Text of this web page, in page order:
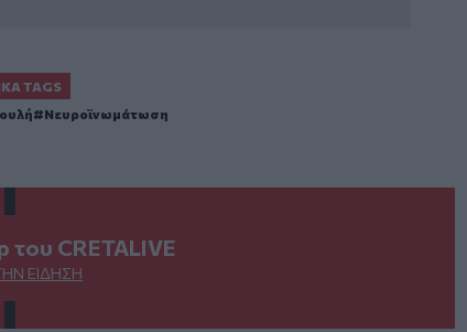
TAGS
Νευροϊνωμάτωση
του CRETALIVE
ΕΊΔΗΣΗ